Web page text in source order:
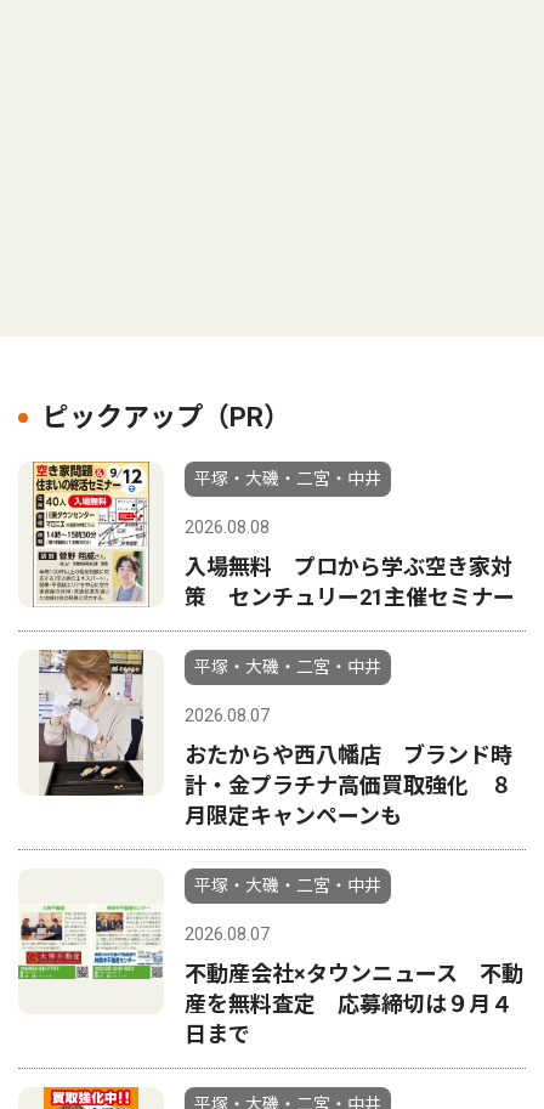
ピックアップ（PR）
平塚・大磯・二宮・中井
2026.08.08
入場無料 プロから学ぶ空き家対
策 センチュリー21主催セミナー
平塚・大磯・二宮・中井
2026.08.07
おたからや西八幡店 ブランド時
計・金プラチナ高価買取強化 ８
月限定キャンペーンも
平塚・大磯・二宮・中井
2026.08.07
不動産会社×タウンニュース 不動
産を無料査定 応募締切は９月４
日まで
平塚・大磯・二宮・中井